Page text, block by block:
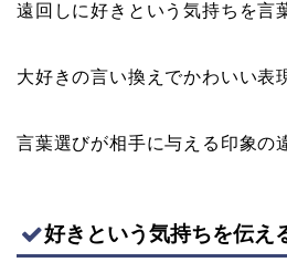
遠回しに好きという気持ちを言
大好きの言い換えでかわいい表
言葉選びが相手に与える印象の
好きという気持ちを伝え